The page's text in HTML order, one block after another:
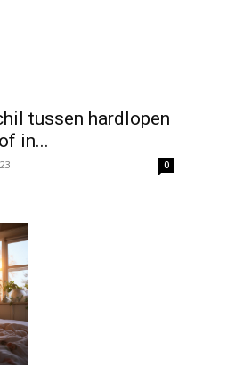
tussen hardlopen
in...
0